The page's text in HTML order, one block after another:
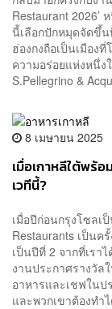
Restaurant
นี้เลือกปักหมุดจัดขึ้น
ฮ่องกงถือเป็นเมือง
ความอร่อยแห่งหนึ่ง
S.Pellegrino &
8 เมษายน 2025
เมื่อเกาหลีใต้พร้อ
เวทีนี้?
เมื่อปีก่อนกรุงโซลเ
Restaurants เป็น
เป็นปีที่ 2 จากที่เรา
งานประกาศรางวัล
อาหารและเชฟในป
และพวกเขาต้องทำ